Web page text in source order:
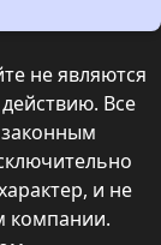
не являются
Все
и не
компании.